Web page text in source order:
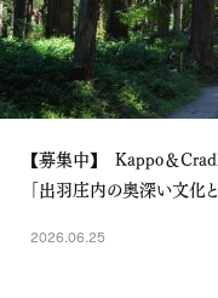
【募集中】 Kappo＆
「出羽庄内の奥深い文化
2026.06.25